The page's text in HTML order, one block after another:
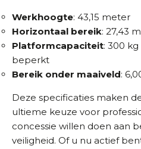
Werkhoogte: 43,15 meter
Horizontaal bereik: 27,43
Platformcapaciteit: 300
beperkt
Bereik onder maaiveld:
Deze specificaties maken
ultieme keuze voor
concessie willen doen aan
veiligheid. Of u nu actief